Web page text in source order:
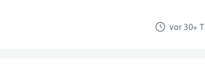
vor 30+ T